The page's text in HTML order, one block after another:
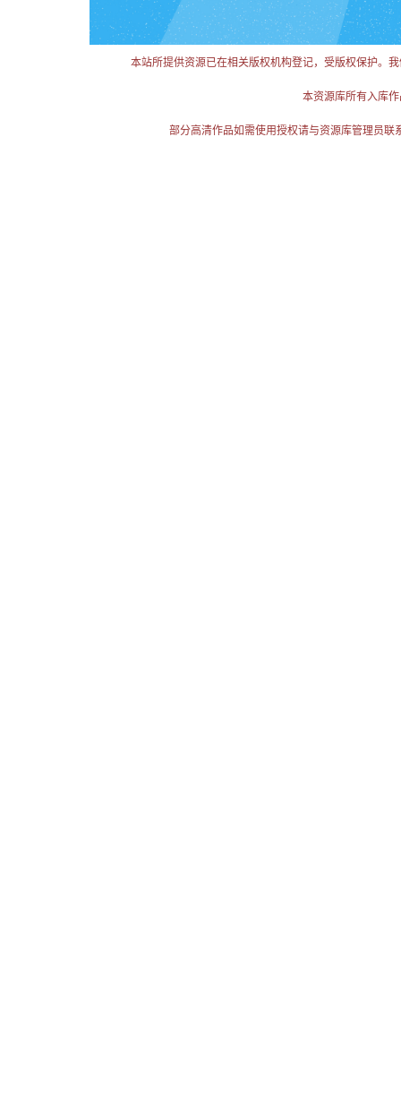
本站所提供资源已在相关版权机构登记，受版权保护。
本资源库所有入库
部分高清作品如需使用授权请与资源库管理员联